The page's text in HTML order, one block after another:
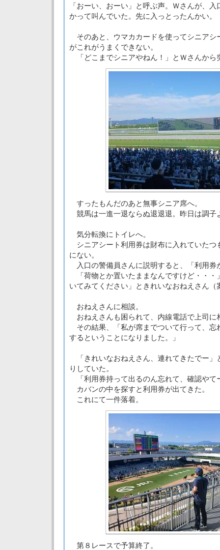
「おーい、おーい」と呼ぶ声。Ｗさんが、
かって叫んでいた。先に入っとったんかい。
そのあと、ウマカカードを使ってシニアシ
がこれがうまくできない。
「どこまでシニアやねん！」とＷさんから
すったもんだのあと無事シニア席へ。
競馬は一進一退ならぬ退退退。昨日は調子
気分転換にトイレへ。
シニアシート利用券は財布に入れていたつ
にない。
入口の警備員さんに説明すると、「利用券
「荷物とか置いたままなんですけど・・・
いてみてください」ときれいなおねえさん
おねえさんに相談。
おねえさんも困られて、内線電話で上司に
その結果、「私が席までついて行って、忘
するということになりました。」
「きれいなおねえさん、連れてきたでー」
りしていた。
「利用券持って出るのん忘れて、確認やて
カバンの中を探すと利用券が出てきた。
これにて一件落着。
第８レースで予算終了。